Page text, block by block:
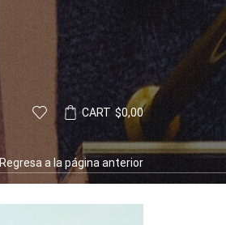
CART $0,00
Regresa a la página anterior